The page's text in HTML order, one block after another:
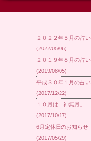
２０２２年５月の占い
(2022/05/06)
２０１９年８月の占い
(2019/08/05)
平成３０年１月の占い
(2017/12/22)
１０月は「神無月」
(2017/10/17)
6月定休日のお知らせ
(2017/05/29)